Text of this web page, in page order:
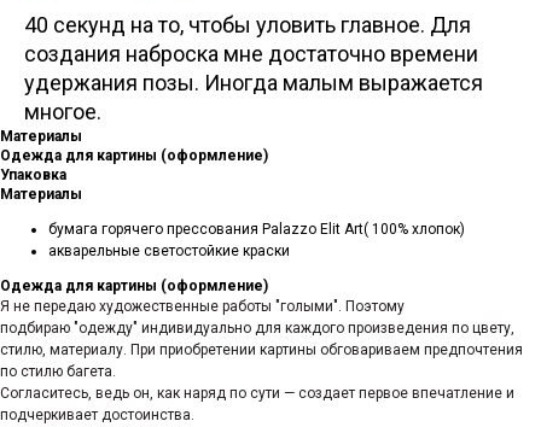
40 секунд на то, чтобы уловить главное. Для
создания наброска мне достаточно времени
удержания позы. Иногда малым выражается
многое.
Материалы
Одежда для картины (оформление)
Упаковка
Материалы
бумага горячего прессования Palazzo Elit Art( 100% хлопок)
акварельные светостойкие краски
Одежда для картины (оформление)
Я не передаю художественные работы "голыми". Поэтому
подбираю "одежду" индивидуально для каждого произведения по цвету,
стилю, материалу. При приобретении картины обговариваем предпочтения
по стилю багета.
Согласитесь, ведь он, как наряд по сути — создает первое впечатление и
подчеркивает достоинства.